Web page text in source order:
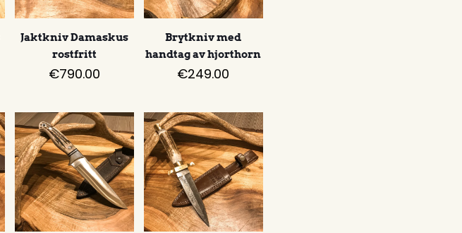
Jaktkniv Damaskus
rostfritt
€790.00
Brytkniv med
handtag av hjorthorn
€249.00